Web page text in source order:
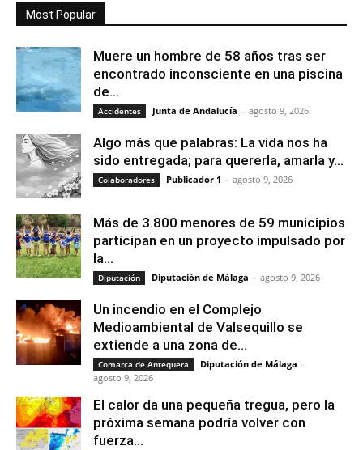
Most Popular
Muere un hombre de 58 años tras ser
encontrado inconsciente en una piscina
de...
Accidentes Junta de Andalucía - agosto 9, 2026
Algo más que palabras: La vida nos ha
sido entregada; para quererla, amarla y...
Colaboradores Publicador 1 - agosto 9, 2026
Más de 3.800 menores de 59 municipios
participan en un proyecto impulsado por
la...
Diputación Diputación de Málaga - agosto 9, 2026
Un incendio en el Complejo
Medioambiental de Valsequillo se
extiende a una zona de...
Comarca de Antequera Diputación de Málaga -
agosto 9, 2026
El calor da una pequeña tregua, pero la
próxima semana podría volver con
fuerza...